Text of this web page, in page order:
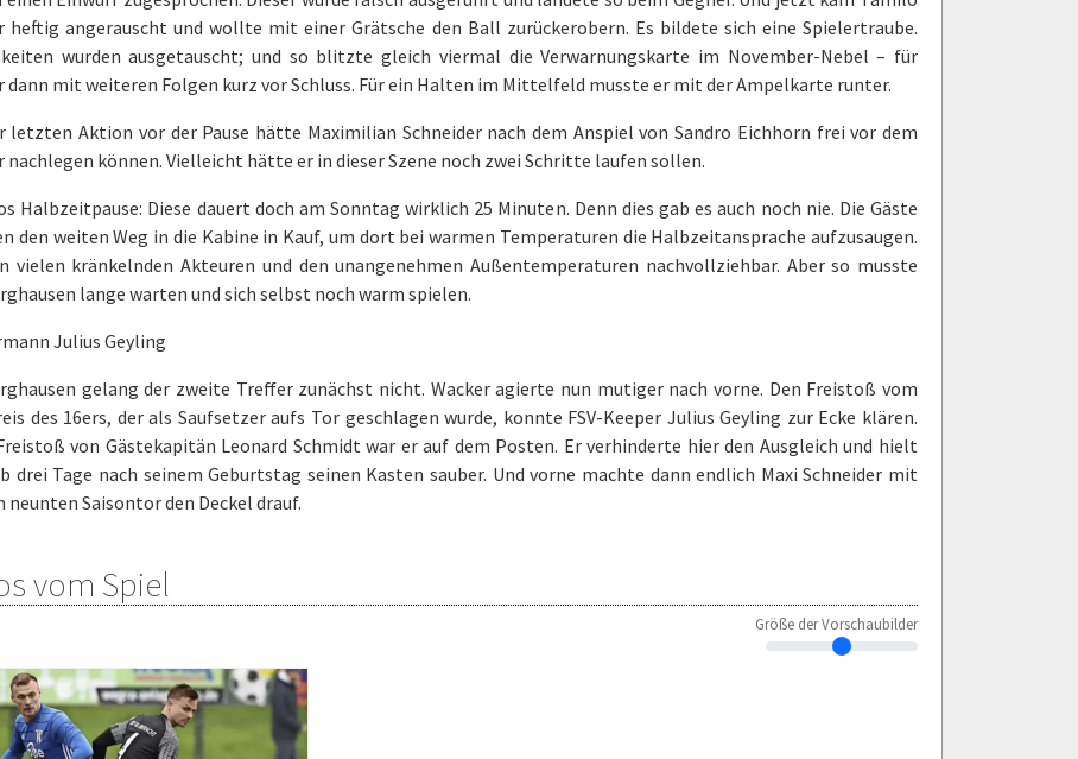
heftig angerauscht und wollte mit einer Grätsche den Ball zurückerobern. Es bildete sich eine Spielertraube.
wurden ausgetauscht; und so blitzte gleich viermal die Verwarnungskarte im November-Nebel – für
dann mit weiteren Folgen kurz vor Schluss. Für ein Halten im Mittelfeld musste er mit der Ampelkarte runter.
letzten Aktion vor der Pause hätte Maximilian Schneider nach dem Anspiel von Sandro Eichhorn frei vor dem
nachlegen können. Vielleicht hätte er in dieser Szene noch zwei Schritte laufen sollen.
Halbzeitpause: Diese dauert doch am Sonntag wirklich 25 Minuten. Denn dies gab es auch noch nie. Die Gäste
den weiten Weg in die Kabine in Kauf, um dort bei warmen Temperaturen die Halbzeitansprache aufzusaugen.
vielen kränkelnden Akteuren und den unangenehmen Außentemperaturen nachvollziehbar. Aber so musste
lange warten und sich selbst noch warm spielen.
Julius Geyling
gelang der zweite Treffer zunächst nicht. Wacker agierte nun mutiger nach vorne. Den Freistoß vom
des 16ers, der als Saufsetzer aufs Tor geschlagen wurde, konnte FSV-Keeper Julius Geyling zur Ecke klären.
von Gästekapitän Leonard Schmidt war er auf dem Posten. Er verhinderte hier den Ausgleich und hielt
drei Tage nach seinem Geburtstag seinen Kasten sauber. Und vorne machte dann endlich Maxi Schneider mit
neunten Saisontor den Deckel drauf.
vom Spiel
Größe der Vorschaubilder